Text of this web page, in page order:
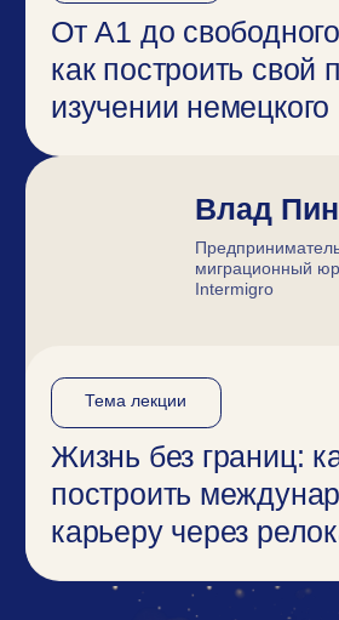
-15% на все услуги Intermigro—
релокация и адаптация в Германии
на правое полушарие
Интроверта